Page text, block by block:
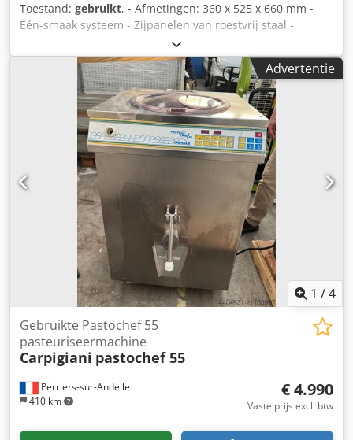
Toestand: gebruikt, - Afmetingen: 360 x 525 x 660 mm -
Één-smaak systeem - Zijpanelen van roestvrij staal -
Doseersysteem met pomp - Bedieningspaneel met LED-
indicatoren Codpfxjyhmlbj Afierf - Precieze digitale
bediening - 3 consistentieniveaus (aanpasbare romigheid)
- Tankcapaciteit: 7 liter (+ 2,3 liter in de vriesbak) -
Luchtgekoeld - Theoretische productie: tot 170 hoorntjes
per uur - Hygiënebak (niet zichtbaar op de foto, wordt bij
onderhoud geleverd) - Merk: SPM DRINK SYSTEM - Model:
U-GO P - Franse distributeur: GUSTO CONCEPT -
Koudemiddel: R404A - Spanning: 240 V - Vermogen: 1 kW -
Gewicht: 75 kg
Advertentie
1 /4
Perriers-sur-Andelle
410 km
Gebruikte Pastochef 55
pasteuriseermachine
Carpigiani pastochef 55
€ 4.990
Vaste prijs excl. btw